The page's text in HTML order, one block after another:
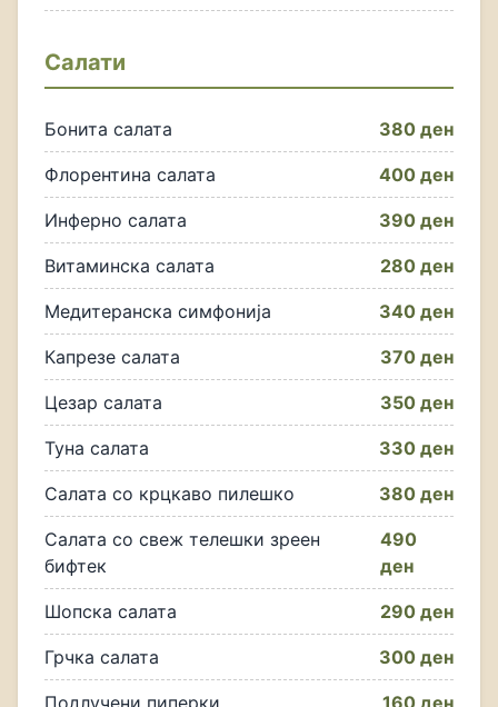
Салати
Бонита салата 380 ден
Флорентина салата 400 ден
Инферно салата 390 ден
Витаминска салата 280 ден
Медитеранска симфонија 340 ден
Капрезе салата 370 ден
Цезар салата 350 ден
Туна салата 330 ден
Салата со крцкаво пилешко 380 ден
Салата со свеж телешки зреен
бифтек
490
ден
Шопска салата 290 ден
Грчка салата 300 ден
Подлучени пиперки 160 ден